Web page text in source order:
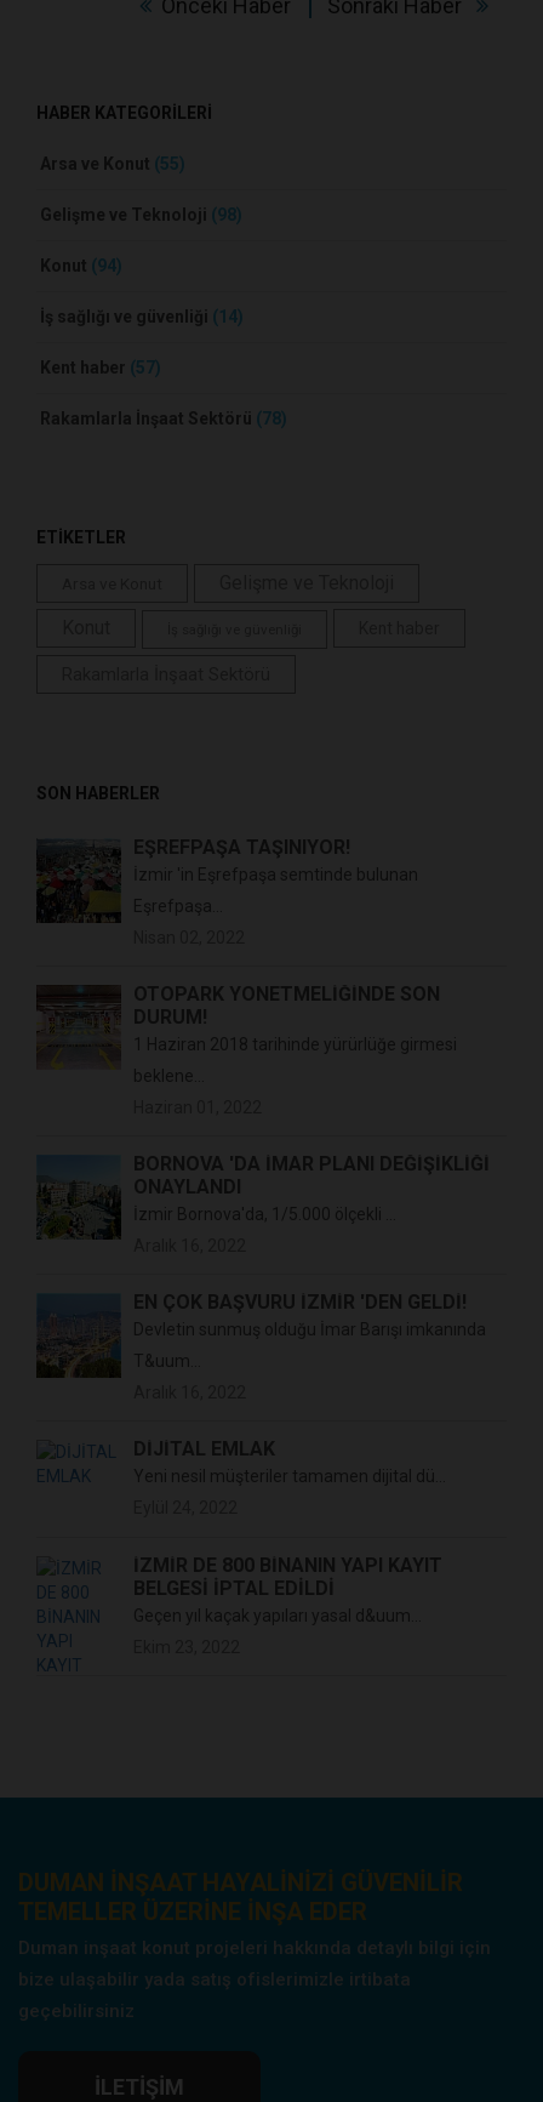
Önceki Haber Sonraki Haber
HABER KATEGORİLERİ
Arsa ve Konut (55)
Gelişme ve Teknoloji (98)
Konut (94)
İş sağlığı ve güvenliği (14)
Kent haber (57)
Rakamlarla İnşaat Sektörü (78)
ETİKETLER
SON HABERLER
EŞREFPAŞA TAŞINIYOR!
İzmir 'in Eşrefpaşa semtinde bulunan
Eşrefpaşa...
OTOPARK YÖNETMELİĞİNDE SON
DURUM!
1 Haziran 2018 tarihinde yürürlüğe girmesi
beklene...
BORNOVA 'DA İMAR PLANI DEĞİŞİKLİĞİ
ONAYLANDI
İzmir Bornova'da, 1/5.000 ölçekli ...
EN ÇOK BAŞVURU İZMİR 'DEN GELDİ!
Devletin sunmuş olduğu İmar Barışı imkanında
T&uum...
DİJİTAL EMLAK
Yeni nesil müşteriler tamamen dijital dü...
İZMİR DE 800 BİNANIN YAPI KAYIT
BELGESİ İPTAL EDİLDİ
Geçen yıl kaçak yapıları yasal d&uum...
DUMAN INŞAAT HAYALINIZI GÜVENILIR
TEMELLER ÜZERINE INŞA EDER
Duman inşaat konut projeleri hakkında detaylı bilgi için
bize ulaşabilir yada satış ofislerimizle irtibata
geçebilirsiniz
İLETIŞIM